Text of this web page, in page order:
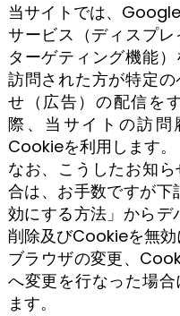
当サイトでは、
サービス（ディスプ
ターゲティング機能
訪問された方が特定
せ（広告）の配信を
際、当サイトの訪
Cookieを利用します。
なお、こうしたお知
合は、お手数ですが
効にする方法」から
削除及びCookieを無効
ブラウザの変更、
へ変更を行なった場
ます。